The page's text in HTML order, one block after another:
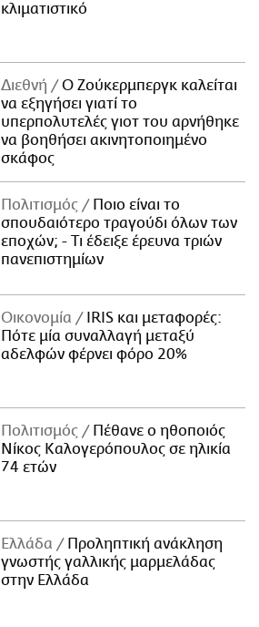
κλιματιστικό
Διεθνή
Ο Ζούκερμπεργκ καλείται
να εξηγήσει γιατί το
υπερπολυτελές γιοτ του αρνήθηκε
να βοηθήσει ακινητοποιημένο
σκάφος
Πολιτισμός
Ποιο είναι το
σπουδαιότερο τραγούδι όλων των
εποχών; - Τι έδειξε έρευνα τριών
πανεπιστημίων
Οικονομία
IRIS και μεταφορές:
Πότε μία συναλλαγή μεταξύ
αδελφών φέρνει φόρο 20%
Πολιτισμός
Πέθανε ο ηθοποιός
Νίκος Καλογερόπουλος σε ηλικία
74 ετών
Ελλάδα
Προληπτική ανάκληση
γνωστής γαλλικής μαρμελάδας
στην Ελλάδα